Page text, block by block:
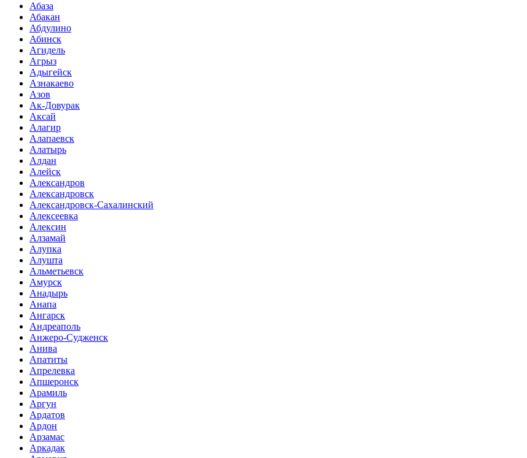
Абаза
Абакан
Абдулино
Абинск
Агидель
Агрыз
Адыгейск
Азнакаево
Азов
Ак-Довурак
Аксай
Алагир
Алапаевск
Алатырь
Алдан
Алейск
Александров
Александровск
Александровск-Сахалинский
Алексеевка
Алексин
Алзамай
Алупка
Алушта
Альметьевск
Амурск
Анадырь
Анапа
Ангарск
Андреаполь
Анжеро-Судженск
Анива
Апатиты
Апрелевка
Апшеронск
Арамиль
Аргун
Ардатов
Ардон
Арзамас
Аркадак